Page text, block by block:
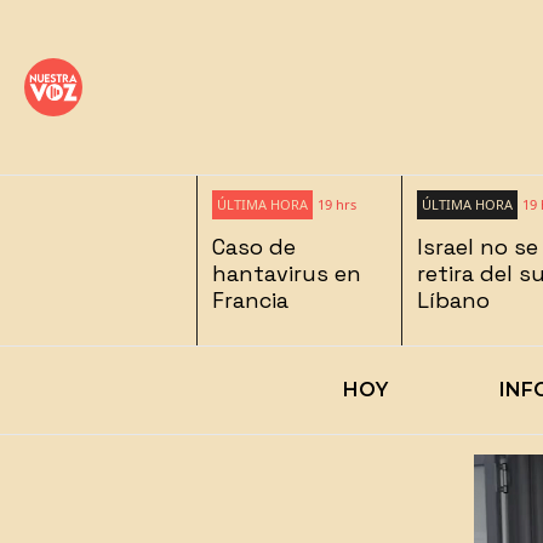
ÚLTIMA HORA 19 hrs
Caso de
hantavirus en
Francia
ÚLTIMA HORA 19
Israel no se
retira del
Líbano
HOY